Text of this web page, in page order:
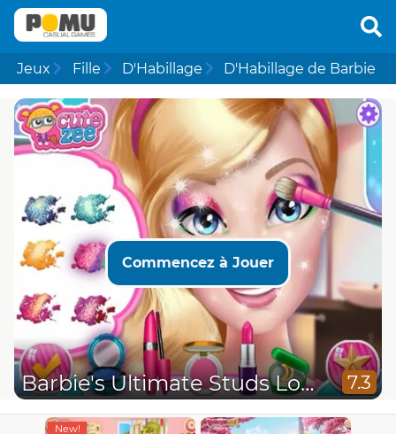
Jeux Fille D'Habillage D'Habillage de Barbie
Commencez à Jouer
Barbie's Ultimate Studs Look 7.3